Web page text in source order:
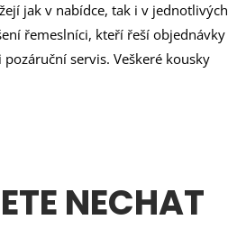
jak v nabídce, tak i v jednotlivých
řemeslníci, kteří řeší objednávky
servis. Veškeré kousky
NECHAT